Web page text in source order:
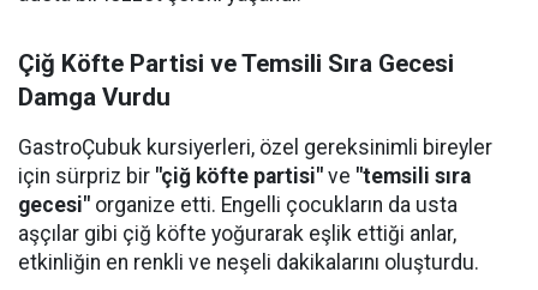
Çiğ Köfte Partisi ve Temsili Sıra Gecesi
Damga Vurdu
GastroÇubuk kursiyerleri, özel gereksinimli bireyler
için sürpriz bir "çiğ köfte partisi" ve "temsili sıra
gecesi" organize etti. Engelli çocukların da usta
aşçılar gibi çiğ köfte yoğurarak eşlik ettiği anlar,
etkinliğin en renkli ve neşeli dakikalarını oluşturdu.